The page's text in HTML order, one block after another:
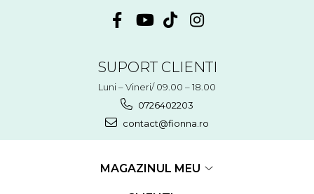
SUPORT CLIENTI
Luni – Vineri/ 09.00 – 18.00
0726402203
contact@fionna.ro
MAGAZINUL MEU